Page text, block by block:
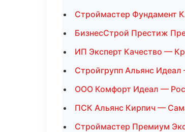
Строймастер Фундамент
БизнесСтрой Престиж
ИП Эксперт Качество —
Стройгрупп Альянс Идеал
ООО Комфорт Идеал —
ПСК Альянс Кирпич —
Строймастер Премиум